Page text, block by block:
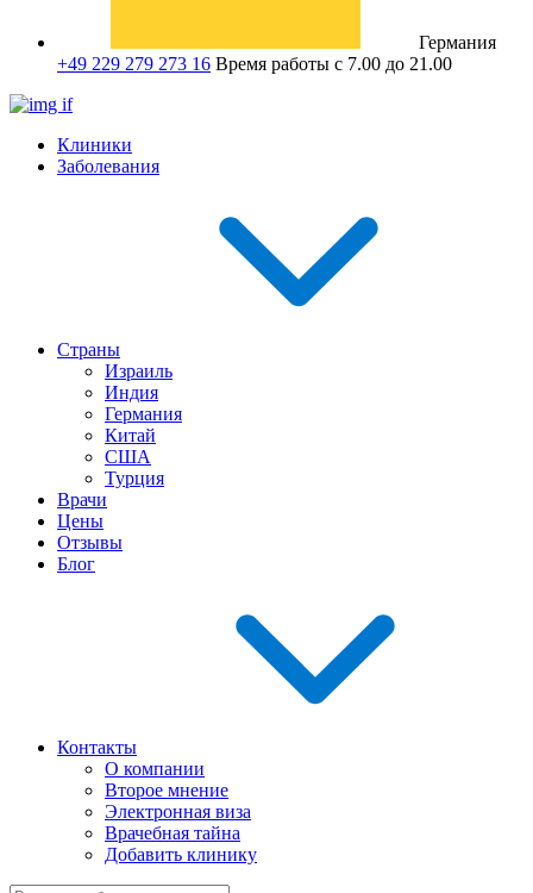
Германия
+49 229 279 273 16 Время работы с 7.00 до 21.00
Клиники
Заболевания
Страны
Израиль
Индия
Германия
Китай
США
Турция
Врачи
Цены
Отзывы
Блог
Контакты
О компании
Второе мнение
Электронная виза
Врачебная тайна
Добавить клинику